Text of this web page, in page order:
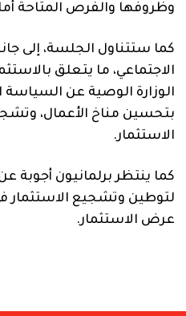
وظروفها والفرص المتاحة
كما ستتناول الجلسة، إلى
الاجتماعي، ما يتعلق
الوزارة الوصية عن السياسة
بتحسين مناخ الأعمال،
الاستثمار.
كما ينتظر برلمانيون
لتوطين وتشجيع الاستثمار
عرض الاستثمار.